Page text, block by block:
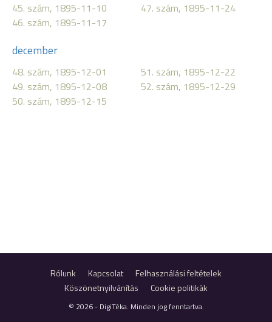
45. szám, 1895-11-10
46. szám, 1895-11-17
47. szám, 1895-11-24
december
48. szám, 1895-12-01
49. szám, 1895-12-08
50. szám, 1895-12-15
51. szám, 1895-12-22
52. szám, 1895-12-29
Rólunk Kapcsolat
Felhasználási feltételek
Köszönetnyilvánítás
Cookie politikák
© 2026 - DigiTéka. Minden jog fenntartva.